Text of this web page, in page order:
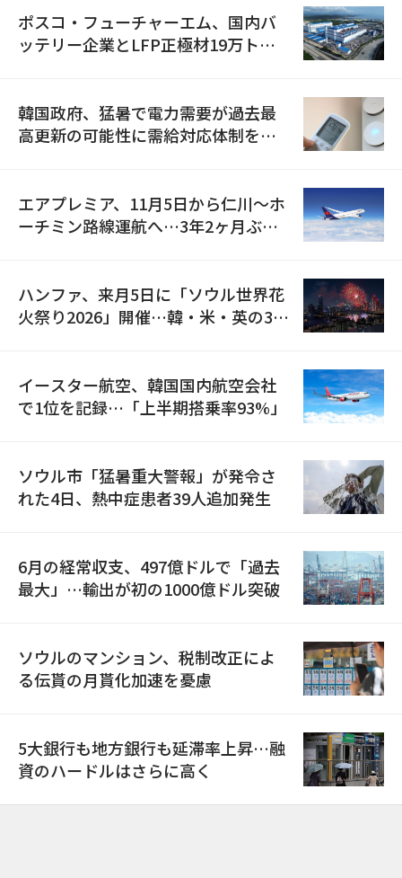
ポスコ・フューチャーエム、国内バ
ッテリー企業とLFP正極材19万トン
韓国政府、猛暑で電力需要が過去最
高更新の可能性に需給対応体制を点
エアプレミア、11月5日から仁川〜ホ
ーチミン路線運航へ…3年2ヶ月ぶり
ハンファ、来月5日に「ソウル世界花
火祭り2026」開催…韓・米・英の3カ
イースター航空、韓国国内航空会社
で1位を記録…「上半期搭乗率93%」
ソウル市「猛暑重大警報」が発令さ
れた4日、熱中症患者39人追加発生
6月の経常収支、497億ドルで「過去
最大」…輸出が初の1000億ドル突破
ソウルのマンション、税制改正によ
る伝貰の月貰化加速を憂慮
5大銀行も地方銀行も延滞率上昇…融
資のハードルはさらに高く